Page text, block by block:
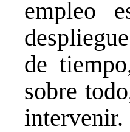
empleo
de
sobre
intervenir.